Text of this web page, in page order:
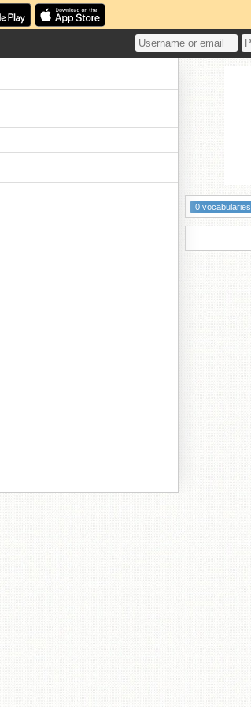
0 vocabularies